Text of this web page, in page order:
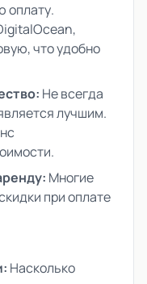
оплату.
что удобно
Не всегда
лучшим.
Многие
при оплате
Насколько